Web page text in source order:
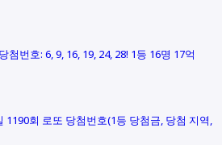
첨번호: 6, 9, 16, 19, 24, 28! 1등 16명 17억
1190회 로또 당첨번호(1등 당첨금, 당첨 지역,